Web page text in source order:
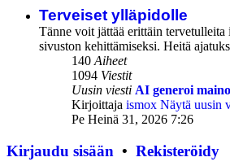
Terveiset ylläpidolle
Tänne voit jättää erittäin
sivuston kehittämiseksi. Heitä
140Aiheet
1094 Viestit
Uusin viesti AI generoi
Kirjoittaja ismox Näytä uusin
Pe Heinä 31, 2026 7:26
Kirjaudu sisään • Rekisteröidy